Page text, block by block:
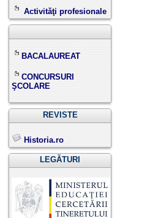
Activităţi profesionale
BACALAUREAT
CONCURSURI
ŞCOLARE
REVISTE
Historia.ro
LEGĂTURI